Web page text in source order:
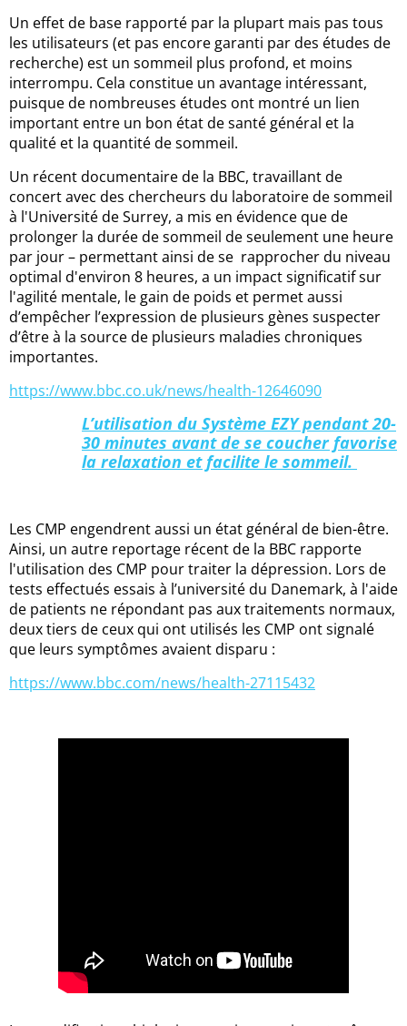
Un effet de base rapporté par la plupart mais pas tous
les utilisateurs (et pas encore garanti par des études de
recherche) est un sommeil plus profond, et moins
interrompu. Cela constitue un avantage intéressant,
puisque de nombreuses études ont montré un lien
important entre un bon état de santé général et la
qualité et la quantité de sommeil.
Un récent documentaire de la BBC, travaillant de
concert avec des chercheurs du laboratoire de sommeil
à l'Université de Surrey, a mis en évidence que de
prolonger la durée de sommeil de seulement une heure
par jour – permettant ainsi de se rapprocher du niveau
optimal d'environ 8 heures, a un impact significatif sur
l'agilité mentale, le gain de poids et permet aussi
d’empêcher l’expression de plusieurs gènes suspecter
d’être à la source de plusieurs maladies chroniques
importantes.
https://www.bbc.co.uk/news/health-12646090
L’utilisation du Système EZY pendant 20-
30 minutes avant de se coucher favorise
la relaxation et facilite le sommeil.
Les CMP engendrent aussi un état général de bien-être.
Ainsi, un autre reportage récent de la BBC rapporte
l'utilisation des CMP pour traiter la dépression. Lors de
tests effectués essais à l’université du Danemark, à l'aide
de patients ne répondant pas aux traitements normaux,
deux tiers de ceux qui ont utilisés les CMP ont signalé
que leurs symptômes avaient disparu :
https://www.bbc.com/news/health-27115432